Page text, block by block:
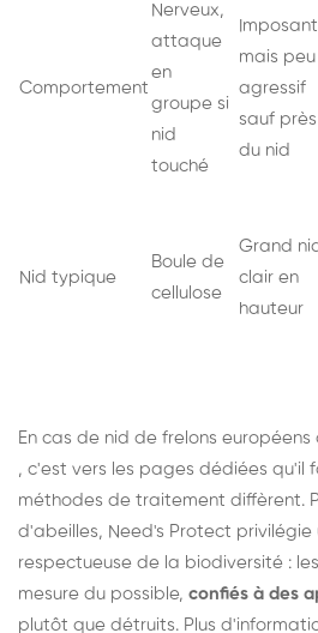
Comportement
Nerveux,
attaque
en
groupe si
nid
touché
Imposant
mais peu
agressif
sauf près
du nid
Nid typique
Boule de
cellulose
Grand
clair en
hauteur
En cas de nid de frelons européens
, c'est vers les pages dédiées qu'il
méthodes de traitement diffèrent.
d'abeilles, Need's Protect privilégie
respectueuse de la biodiversité :
mesure du possible, confiés à des
plutôt que détruits. Plus